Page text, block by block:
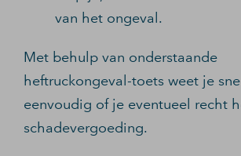
van het ongeval.
Met behulp van onderstaande
heftruckongeval-toets weet je
eenvoudig of je eventueel recht
schadevergoeding.